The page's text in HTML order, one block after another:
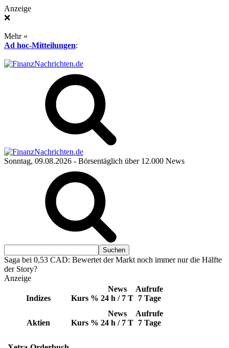
Anzeige
❌
Mehr »
Ad hoc-Mitteilungen:
Sonntag, 09.08.2026 - Börsentäglich über 12.000 News
Saga bei 0,53 CAD: Bewertet der Markt noch immer nur die Hälfte
der Story?
Anzeige
Indizes Kurs %
News
24 h / 7 T
Aufrufe
7 Tage
Aktien Kurs %
News
24 h / 7 T
Aufrufe
7 Tage